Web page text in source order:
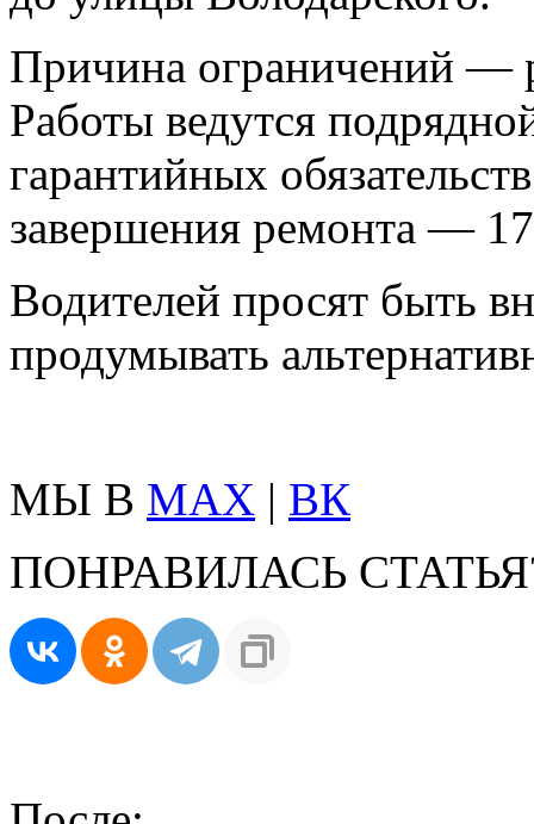
Причина ограничений —
Работы ведутся
гарантийных
завершения ремонта —
Водителей просят быть
продумывать
МЫ В MAX | ВК
ПОНРАВИЛАСЬ